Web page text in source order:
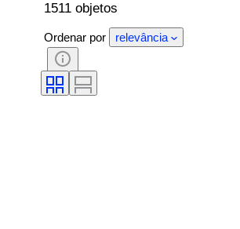
1511 objetos
Ordenar por relevância